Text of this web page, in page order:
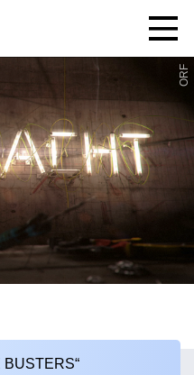
ORF
BUSTERS“